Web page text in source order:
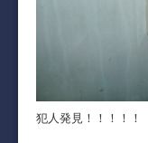
犯人発見！！！！！